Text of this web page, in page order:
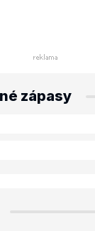
zápasy